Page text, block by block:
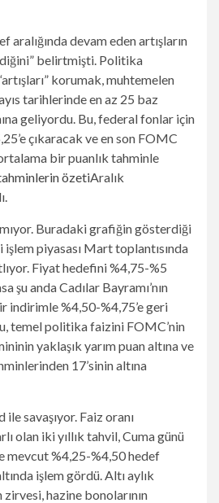
aralığında devam eden artışların
belirtmişti. Politika
korumak, muhtemelen
tarihlerinde en az 25 baz
geliyordu. Bu, federal fonlar için
çıkaracak ve en son FOMC
bir puanlık tahminle
özetiAralık
Buradaki grafiğin gösterdiği
piyasası Mart toplantısında
Fiyat hedefini %4,75-%5
şu anda Cadılar Bayramı’nın
indirimle %4,50-%4,75’e geri
temel politika faizini FOMC’nin
yaklaşık yarım puan altına ve
17’sinin altına
ile savaşıyor. Faiz oranı
olan iki yıllık tahvil, Cuma günü
mevcut %4,25-%4,50 hedef
altında işlem gördü. Altı aylık
hazine bonolarının